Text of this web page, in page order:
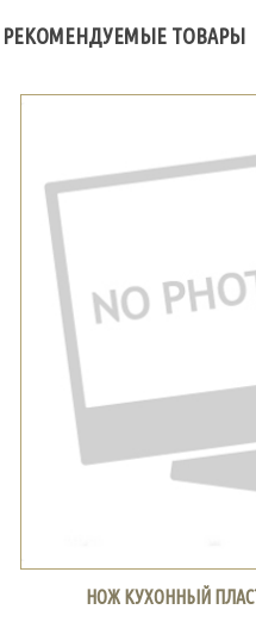
РЕКОМЕНДУЕМЫЕ ТОВАРЫ
НОЖ КУХОННЫЙ